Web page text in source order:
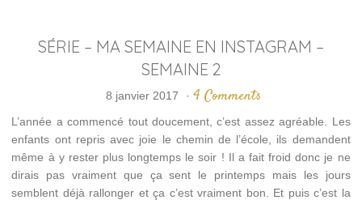
SÉRIE – MA SEMAINE EN INSTAGRAM –
SEMAINE 2
8 janvier 2017 · 4 Comments
L’année a commencé tout doucement, c’est assez agréable. Les
enfants ont repris avec joie le chemin de l’école, ils demandent
même à y rester plus longtemps le soir ! Il a fait froid donc je ne
dirais pas vraiment que ça sent le printemps mais les jours
semblent déjà rallonger et ça c’est vraiment bon. Et puis c’est la